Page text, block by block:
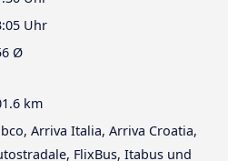
Uhr
Ø
km
Arriva Italia, Arriva Croatia,
FlixBus, Itabus und